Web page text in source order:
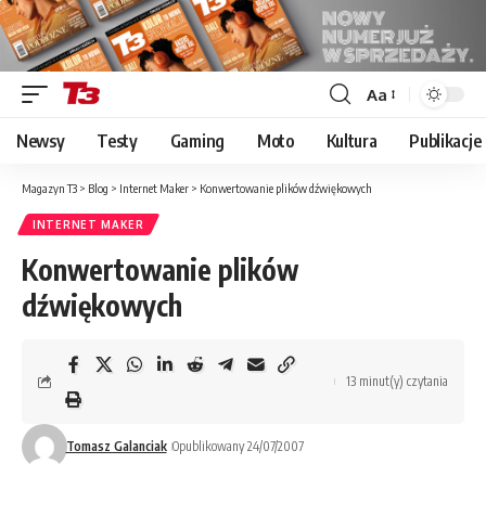
Font
Resizer
Aa
Newsy Testy Gaming Moto Kultura Publikacje
Magazyn T3 > Blog > Internet Maker > Konwertowanie plików dźwiękowych
INTERNET MAKER
Konwertowanie plików
dźwiękowych
Tomasz Galanciak Opublikowany 24/07/2007
13 minut(y) czytania